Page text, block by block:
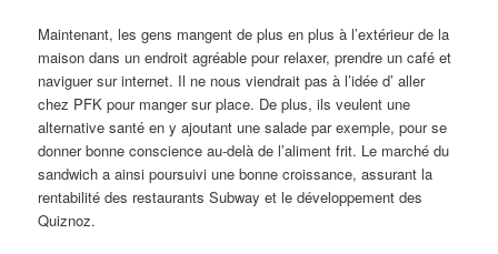
Maintenant, les gens mangent de plus en plus à l’extérieur de la
maison dans un endroit agréable pour relaxer, prendre un café et
naviguer sur internet. Il ne nous viendrait pas à l’idée d’ aller
chez PFK pour manger sur place. De plus, ils veulent une
alternative santé en y ajoutant une salade par exemple, pour se
donner bonne conscience au-delà de l’aliment frit. Le marché du
sandwich a ainsi poursuivi une bonne croissance, assurant la
rentabilité des restaurants Subway et le développement des
Quiznoz.